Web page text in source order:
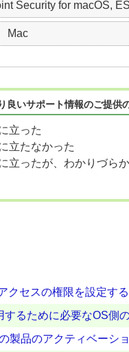
Security for macOS,
Mac
り良いサポート情報のご提
立った
立たなかった
立ったが、わかりづら
クセスの権限を設定す
るために必要なOS側
製品のアクティベーシ